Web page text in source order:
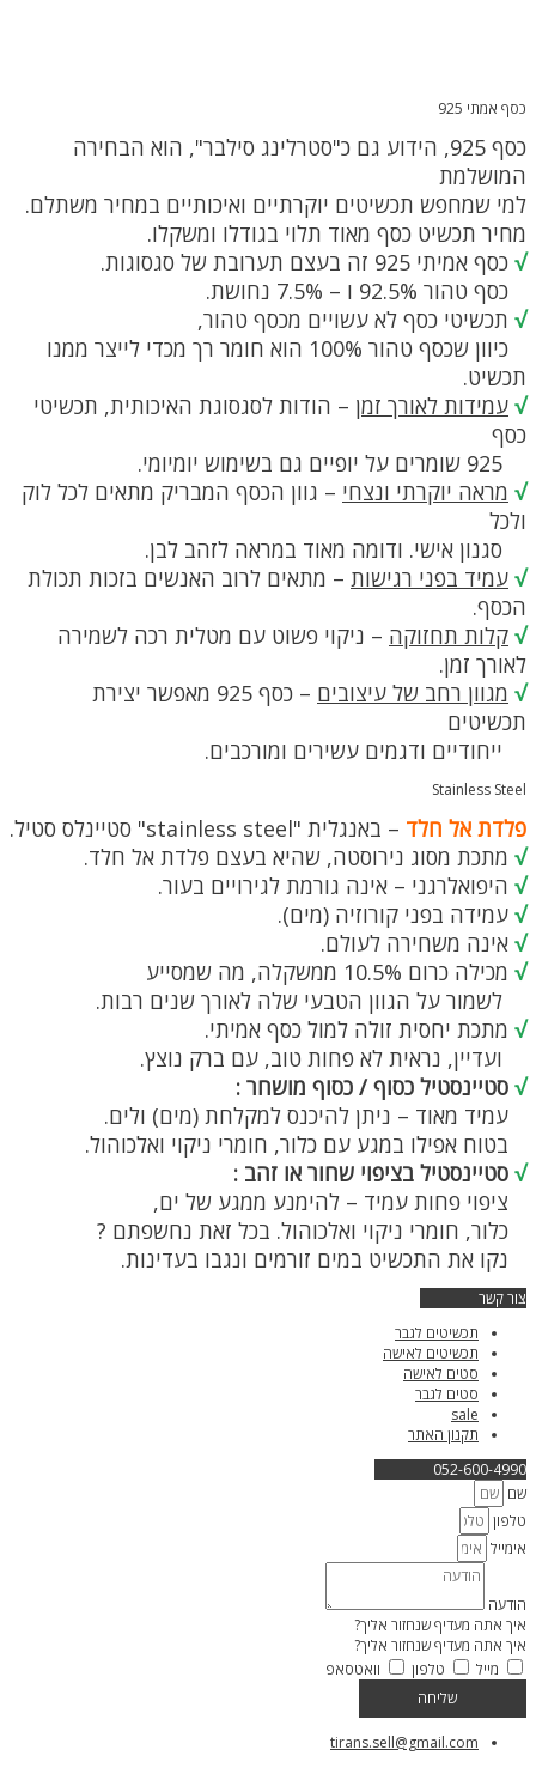
כסף אמתי 925
כסף 925, הידוע גם כ"סטרלינג סילבר", הוא הבחירה
המושלמת
למי שמחפש תכשיטים יוקרתיים ואיכותיים במחיר משתלם.
מחיר תכשיט כסף מאוד תלוי בגודלו ומשקלו.
√ כסף אמיתי 925 זה בעצם תערובת של סגסוגות.
כסף טהור 92.5% ו – 7.5% נחושת.
√ תכשיטי כסף לא עשויים מכסף טהור,
כיוון שכסף טהור 100% הוא חומר רך מכדי לייצר ממנו
תכשיט.
√ עמידות לאורך זמן – הודות לסגסוגת האיכותית, תכשיטי
כסף
√ מראה יוקרתי ונצחי – גוון הכסף המבריק מתאים לכל לוק
ולכל
סגנון אישי. ודומה מאוד במראה לזהב לבן.
√ עמיד בפני רגישות – מתאים לרוב האנשים בזכות תכולת
הכסף.
√ קלות תחזוקה – ניקוי פשוט עם מטלית רכה לשמירה
לאורך זמן.
√ מגוון רחב של עיצובים
– כסף 925 מאפשר יצירת
תכשיטים
ייחודיים ודגמים עשירים ומורכבים.
Stainless Steel
פלדת אל חלד – באנגלית "stainless steel" סטיינלס סטיל.
√ מתכת מסוג נירוסטה, שהיא בעצם פלדת אל חלד.
√ היפואלרגני – אינה גורמת לגירויים בעור.
√ עמידה בפני קורוזיה (מים).
√ אינה משחירה לעולם.
√ מכילה כרום 10.5% ממשקלה, מה שמסייע
לשמור על הגוון הטבעי שלה לאורך שנים רבות.
√ מתכת יחסית זולה למול כסף אמיתי.
ועדיין, נראית לא פחות טוב, עם ברק נוצץ.
√ סטיינסטיל כסוף / כסוף מושחר :
עמיד מאוד – ניתן להיכנס למקלחת (מים) ולים.
בטוח אפילו במגע עם כלור, חומרי ניקוי ואלכוהול.
√ סטיינסטיל בציפוי שחור או זהב :
ציפוי פחות עמיד – להימנע ממגע של ים,
כלור, חומרי ניקוי ואלכוהול. בכל זאת נחשפתם ?
נקו את התכשיט במים זורמים ונגבו בעדינות.
צור קשר
תכשיטים לגבר
תכשיטים לאישה
סטים לאישה
סטים לגבר
sale
תקנון האתר
052-600-4990
שם
טלפון
אימייל
הודעה
איך אתה מעדיף שנחזור אליך?
איך אתה מעדיף שנחזור אליך?
מייל
טלפון
וואטסאפ
שליחה
tirans.sell@gmail.com